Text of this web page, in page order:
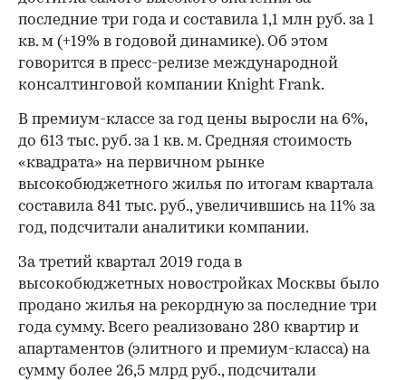
последние три года и составила 1,1 млн руб. за 1
кв. м (+19% в годовой динамике). Об этом
говорится в пресс-релизе международной
консалтинговой компании Knight Frank.
В премиум-классе за год цены выросли на 6%,
до 613 тыс. руб. за 1 кв. м. Средняя стоимость
«квадрата» на первичном рынке
высокобюджетного жилья по итогам квартала
составила 841 тыс. руб., увеличившись на 11% за
год, подсчитали аналитики компании.
За третий квартал 2019 года в
высокобюджетных новостройках Москвы было
продано жилья на рекордную за последние три
года сумму. Всего реализовано 280 квартир и
апартаментов (элитного и премиум-класса) на
сумму более 26,5 млрд руб., подсчитали